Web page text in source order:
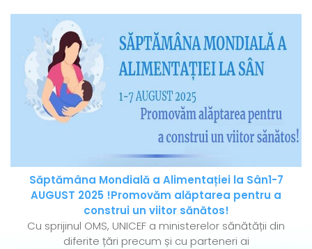
Săptămâna Mondială a Alimentației la Sân1-7
AUGUST 2025 !Promovăm alăptarea pentru a
construi un viitor sănătos!
Cu sprijinul OMS, UNICEF a ministerelor sănătății din
diferite țări precum și cu parteneri ai